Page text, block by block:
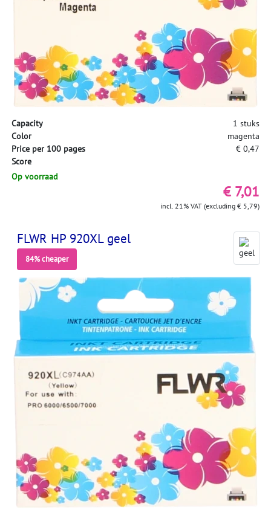
Capacity
1 stuks
Color
magenta
Price per 100 pages
€ 0,47
Score
Op voorraad
€ 7,01
incl. 21% VAT (excluding € 5,79)
FLWR HP 920XL geel
84% cheaper